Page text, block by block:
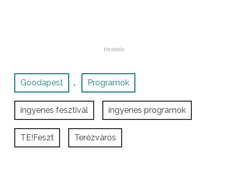
Goodapest , Programok
ingyenes fesztivál ingyenes programok
TE!Feszt Terézváros